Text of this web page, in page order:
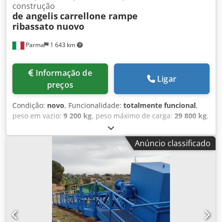
Parma 1 643 km
construção
de angeliscarrellone rampe
ribassato nuovo
preços
Ligar
Condição: novo, Funcionalidade: totalmente funcional,
peso em vazio: 9 200 kg, peso máximo de carga: 29 800 kg,
, configuração de eixo:
comprimento do espaço de carga:10 000 mm, largura do
espaço de carga:
2 550 mm
, altura do espaço de carga:
, comprimento total:13 700 mm , largura total:
, suspensão: , tamanho do pneu:245.70 R
branco, travão de reboque: reboque com freio
Ano de fabrico:2026, Equipamento:ABS, plataforma
elevatória traseira, semi-reboque plataforma De Angelis,
novo, disponível para entrega imediata, sujeito a venda
prévia. 3 eixos com suspensão pneumática, 3º eixo
Anúncio classificado